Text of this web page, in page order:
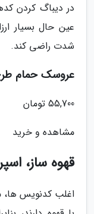
در دیباگ کردن
عین حال بسیار
شدت راضی کند.
عروسک حمام طرح
55,700 تومان
مشاهده و خرید
قهوه ساز،
اغلب کدنویس ها،